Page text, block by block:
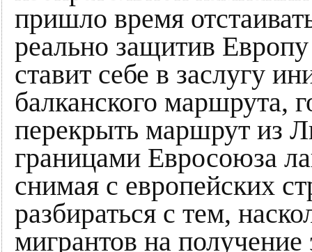
пришло время
реально защитив
ставит себе в заслугу
балканского маршрута,
перекрыть маршрут из
границами Евросоюза
снимая с европейских
разбираться с тем,
мигрантов на получение